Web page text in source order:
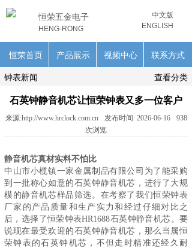
中文版
ENGLISH
恒荣五金电子
HENG-RONG
恒荣首页 产品展示 视频中心 联系方式
查看分类
钟表新闻
石英钟静音机芯让恒荣钟表又多一位客户
来源:http://www.hrclock.com.cn 发布时间: 2026-06-16
938
次浏览
静音机芯真材实料不怕比
中山市小榄镇一家金属制品有限公司为了能采购
到一批称心如意的石英钟静音机芯 ，进行了大规
模的静音机芯样品筛选。在考察了我们恒荣钟表
厂家的产品质量和生产实力和经过仔细对比之
后，选择了恒荣钟表HR1688石英钟静音机芯。要
说现在最受欢迎的石英钟静音机芯，那么当属恒
荣钟表的石英钟机芯，不但走时精准还经久耐